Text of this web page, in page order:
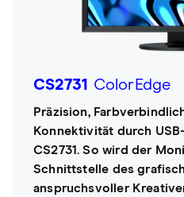
CS2731 ColorEdge
Präzision,
Konnektivität durch
CS2731. So wird der
Schnittstelle des
anspruchsvoller